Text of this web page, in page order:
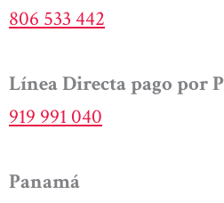
806 533 442
Línea Directa pago por
919 991 040
Panamá